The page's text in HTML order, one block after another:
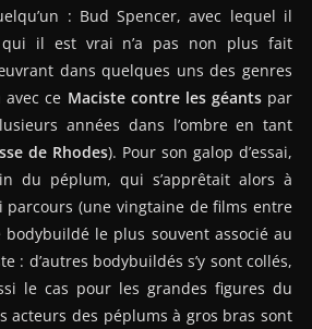
: Bud Spencer, avec lequel il
qui il est vrai n’a pas non plus fait
dans quelques uns des genres
ce Maciste contre les géantspar
années dans l’ombre en tant
de Rhodes). Pour son galop d’essai,
du péplum, qui s’apprêtait alors à
(une vingtaine de films entre
le plus souvent associé au
: d’autres bodybuildés s’y sont collés,
le cas pour les grandes figures du
acteurs des péplums à gros bras sont